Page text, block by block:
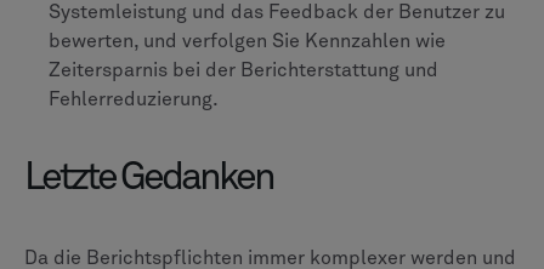
Systemleistung und das Feedback der Benutzer zu
bewerten, und verfolgen Sie Kennzahlen wie
Zeitersparnis bei der Berichterstattung und
Fehlerreduzierung.
Letzte Gedanken
Da die Berichtspflichten immer komplexer werden und